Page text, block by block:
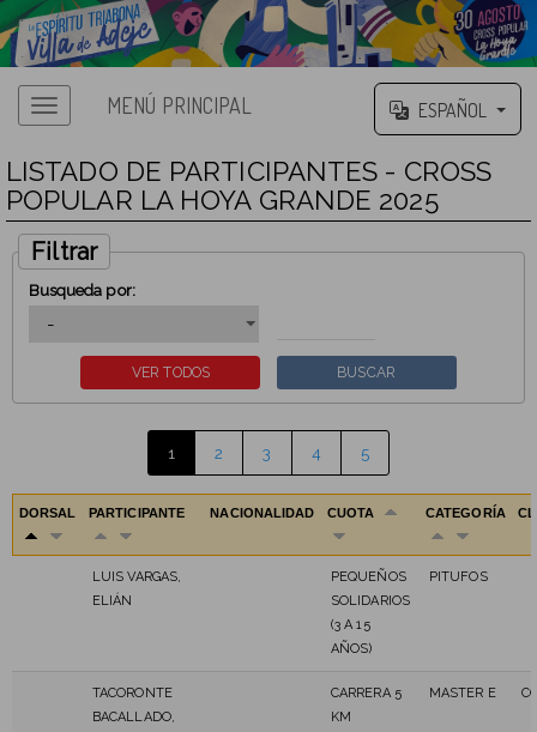
MENÚ PRINCIPAL ESPAÑOL
LISTADO DE PARTICIPANTES - CROSS
POPULAR LA HOYA GRANDE 2025
Filtrar
Busqueda por:
1 2 3 4 5
DORSAL PARTICIPANTE NACIONALIDAD CUOTA CATEGORÍA
LUIS VARGAS,
ELIÁN
PEQUEÑOS
SOLIDARIOS
(3 A 15
AÑOS)
PITUFOS
TACORONTE
BACALLADO,
CARRERA 5
KM
MASTER E